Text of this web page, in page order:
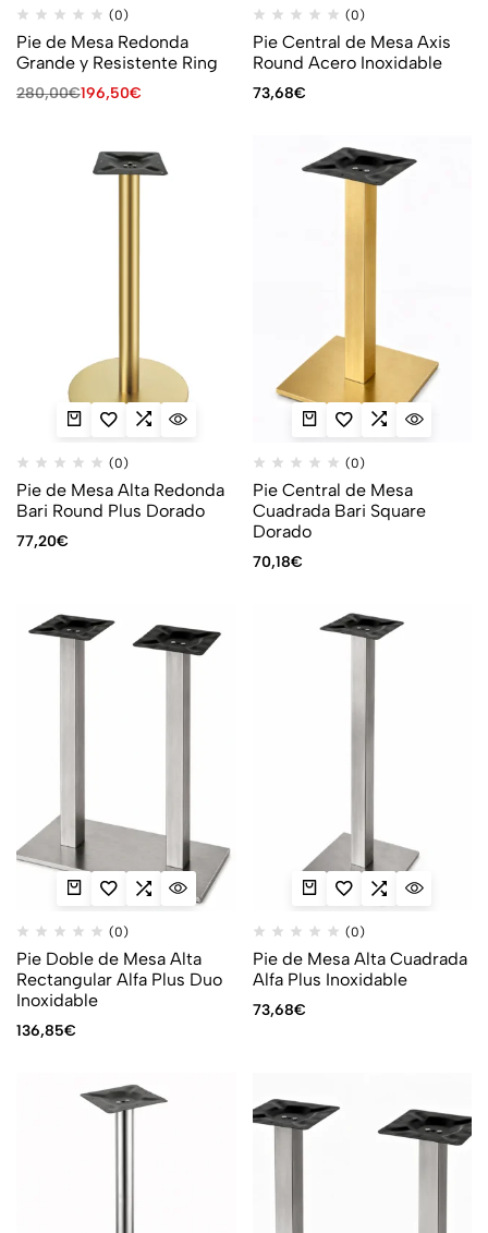
(0)
Pie de Mesa Redonda
Grande y Resistente Ring
280,00€196,50€
(0)
Pie Central de Mesa Axis
Round Acero Inoxidable
73,68€
(0)
Pie de Mesa Alta Redonda
Bari Round Plus Dorado
77,20€
(0)
Pie Central de Mesa
Cuadrada Bari Square
Dorado
70,18€
(0)
Pie Doble de Mesa Alta
Rectangular Alfa Plus Duo
Inoxidable
136,85€
(0)
Pie de Mesa Alta Cuadrada
Alfa Plus Inoxidable
73,68€